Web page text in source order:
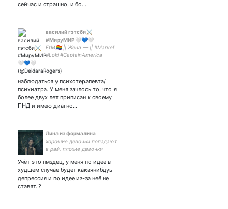
сейчас и страшно, и бо…
василий гэтсби⚔️
#МируМИР 🤍💙🤍
FtM🏳‍🌈 || Жена — || #Marvel
#Loki #CaptainAmerica
#FinalFantasyVII #Naruto
#YuriOnIce #Dune || Котий
Всеотец🐱 || Быт & мат!
наблюдаться у психотерапевта/
психиатра. У меня зачлось то, что я
более двух лет приписан к своему
ПНД и имею диагно…
Лина из формалина
хорошие девочки попадают
в рай, плохие девочки
Учёт это пмздец, у меня по идее в
худшем случае будет какаянибдуь
депрессия и по идее из-за неё не
ставят..?